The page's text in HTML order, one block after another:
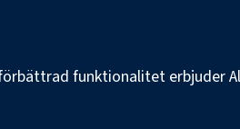
funktionalitet erbjuder